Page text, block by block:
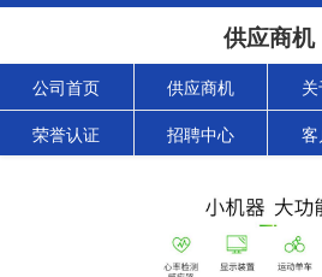
供应商机
公司首页 供应商机
荣誉认证 招聘中心 客